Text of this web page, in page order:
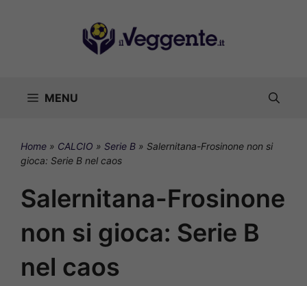
MENU
Home » CALCIO » Serie B » Salernitana-Frosinone non si
gioca: Serie B nel caos
Salernitana-Frosinone
non si gioca: Serie B
nel caos